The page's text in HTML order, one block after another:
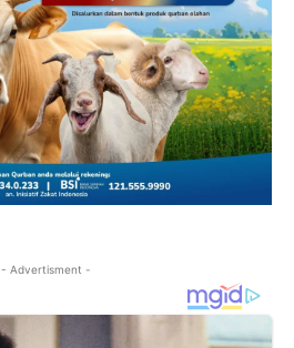
- Advertisment -